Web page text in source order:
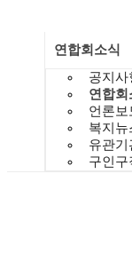
연합회소식
공지사
연합회
언론보
복지뉴
유관기
구인구